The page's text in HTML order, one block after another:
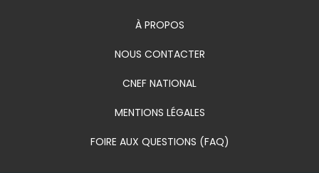
À PROPOS
NOUS CONTACTER
CNEF NATIONAL
MENTIONS LÉGALES
FOIRE AUX QUESTIONS (FAQ)